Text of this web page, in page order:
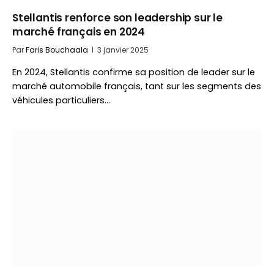
Stellantis renforce son leadership sur le
marché français en 2024
ParFaris Bouchaala 3 janvier 2025
En 2024, Stellantis confirme sa position de leader sur le
marché automobile français, tant sur les segments des
véhicules particuliers…